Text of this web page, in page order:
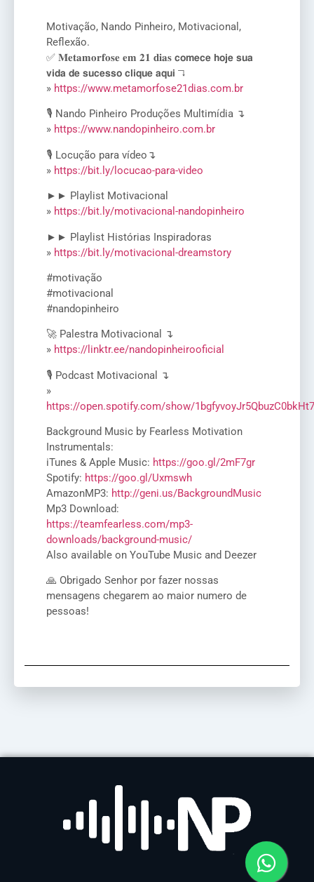
Motivação, Nando Pinheiro, Motivacional,
Reflexão.
✅ 𝐌𝐞𝐭𝐚𝐦𝐨𝐫𝐟𝐨𝐬𝐞 𝐞𝐦 𝟐𝟏 𝐝𝐢𝐚𝐬 𝗰𝗼𝗺𝗲𝗰𝗲 𝗵𝗼𝗷𝗲 𝘀𝘂𝗮
𝘃𝗶𝗱𝗮 𝗱𝗲 𝘀𝘂𝗰𝗲𝘀𝘀𝗼 𝗰𝗹𝗶𝗾𝘂𝗲 𝗮𝗾𝘂𝗶 ↴
» https://www.metamorfose21dias.com.br
🎙️ Nando Pinheiro Produções Multimídia ↴
» https://www.nandopinheiro.com.br
🎙️ Locução para vídeo↴
» https://bit.ly/locucao-para-video
►► Playlist Motivacional
» https://bit.ly/motivacional-nandopinheiro
►► Playlist Histórias Inspiradoras
» https://bit.ly/motivacional-dreamstory
#motivação
#motivacional
#nandopinheiro
🚀 Palestra Motivacional ↴
» https://linktr.ee/nandopinheirooficial
🎙️ Podcast Motivacional ↴
»
https://open.spotify.com/show/1bgfyvoyJr5QbuzC0bkHt7
Background Music by Fearless Motivation
Instrumentals:
iTunes & Apple Music: https://goo.gl/2mF7gr
Spotify: https://goo.gl/Uxmswh
AmazonMP3: http://geni.us/BackgroundMusic
Mp3 Download:
https://teamfearless.com/mp3-
downloads/background-music/
Also available on YouTube Music and Deezer
🙏 Obrigado Senhor por fazer nossas
mensagens chegarem ao maior numero de
pessoas!